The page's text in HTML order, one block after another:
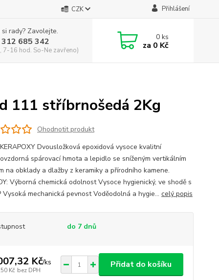
CZK Přihlášení
rady? Zavolejte.
685 342
7-16 hod. So-Ne zavřeno)
0ks
za 0 Kč
111 stříbrnošedá 2Kg
Ohodnotit produkt
Dvousložková epoxidová vysoce kvalitní
spárovací hmota a lepidlo se sníženým vertikálním
na obklady a dlažby z keramiky a přírodního kamene.
Výborná chemická odolnost Vysoce hygienický, ve shodě s
Vysoká mechanická pevnost Voděodolná a hygie... celý popis
do 7 dnů
Kč/ks
Kč bez DPH
Přidat do košíku